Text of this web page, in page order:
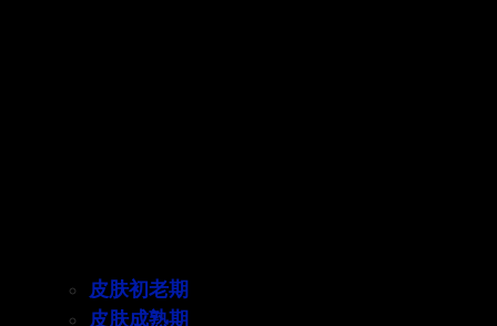
皮肤初老期
皮肤成熟期